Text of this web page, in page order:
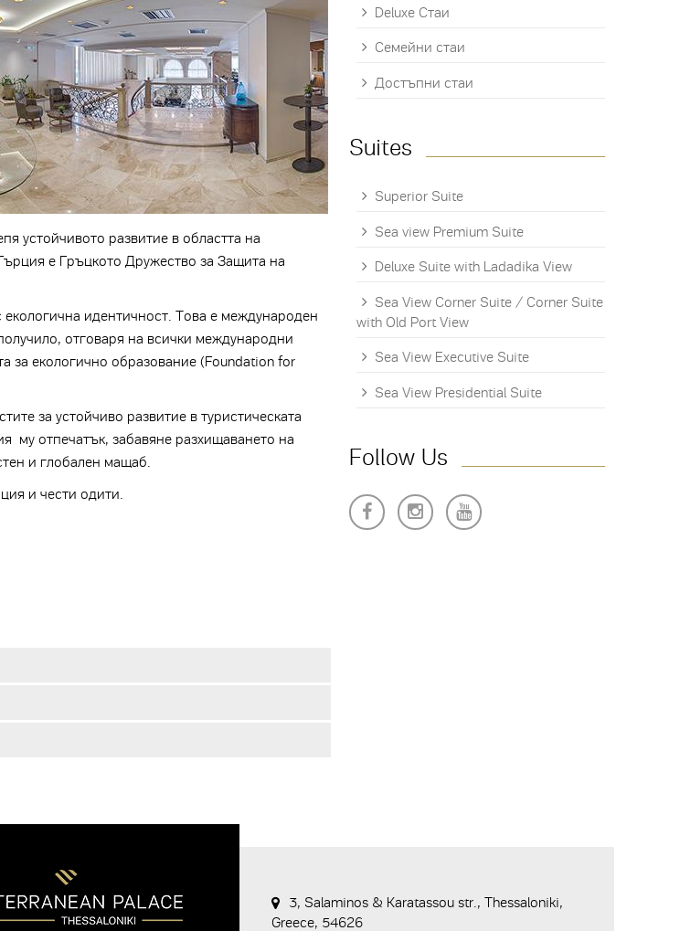
устойчивото развитие в областта на
е Гръцкото Дружество за Защита на
екологична идентичност. Това е международен
отговаря на всички международни
за екологично образование (Foundation for
за устойчиво развитие в туристическата
му отпечатък, забавяне разхищаването на
и глобален мащаб.
и чести одити.
Deluxe Стаи
Семейни стаи
Достъпни стаи
Suites
Superior Suite
Sea view Premium Suite
Deluxe Suite with Ladadika View
Sea View Corner Suite / Corner Suite
with Old Port View
Sea View Executive Suite
Sea View Presidential Suite
Follow Us
3, Salaminos & Karatassou str., Thessaloniki,
Greece, 54626